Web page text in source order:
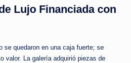
Lujo Financiada con
se quedaron en una caja fuerte; se
valor. La galería adquirió piezas de